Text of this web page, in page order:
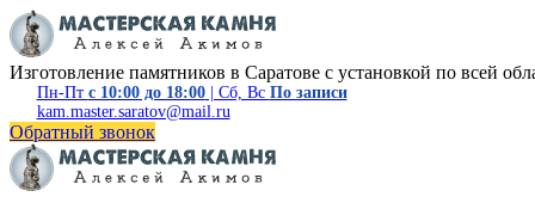
Изготовление памятников в Саратове с установкой по всей
Пн-Пт с 10:00 до 18:00| Сб, Вс По записи
kam.master.saratov@mail.ru
Обратный звонок